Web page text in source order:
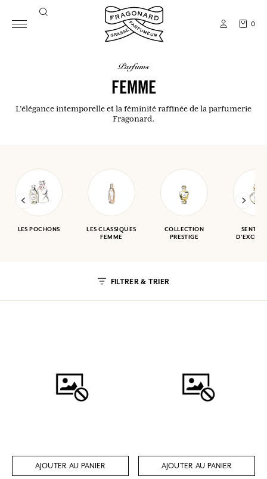
0
parfums
FEMME
L’élégance intemporelle et la féminité raffinée de la parfumerie
Fragonard.
LES POCHONS
LES CLASSIQUES
FEMME
COLLECTION
PRESTIGE
FILTRER & TRIER
AJOUTER AU PANIER AJOUTER AU PANIER